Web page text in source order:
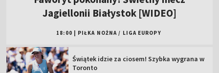
Jagiellonii Białystok [WIDEO]
18:00 PIŁKA NOŻNA / LIGA EUROPY
Świątek idzie za ciosem! Szybka wygrana w
Toronto